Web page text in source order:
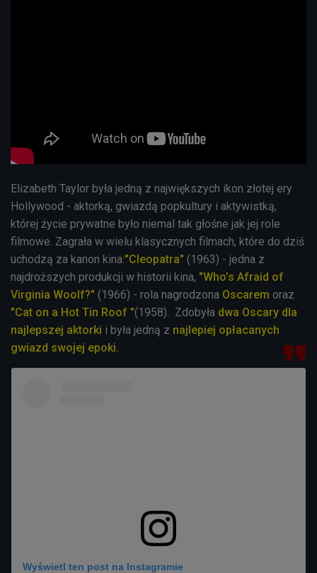
Elizabeth Taylor była jedną z największych ikon złotej ery
Hollywood - aktorką, gwiazdą popkultury i aktywistką,
której życie prywatne było niemal tak głośne jak jej role
filmowe. Zagrała w wielu klasycznych filmach, które do dziś
uchodzą za kanon kina:"Cleopatra" (1963) - jedna z
najdroższych produkcji w historii kina, "Who’s Afraid of
Virginia Woolf?" (1966) - rola nagrodzona Oscarem oraz
"Cat on a Hot Tin Roof "(1958). Zdobyła dwa Oscary dla
najlepszej aktorki i była jedną z najlepiej opłacanych
gwiazd swojej epoki.
Wyświetl ten post na Instagramie